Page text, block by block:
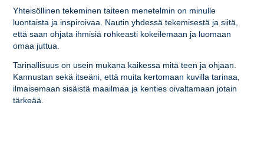
Yhteisöllinen tekeminen taiteen menetelmin on minulle
luontaista ja inspiroivaa. Nautin yhdessä tekemisestä ja siitä,
että saan ohjata ihmisiä rohkeasti kokeilemaan ja luomaan
omaa juttua.
Tarinallisuus on usein mukana kaikessa mitä teen ja ohjaan.
Kannustan sekä itseäni, että muita kertomaan kuvilla tarinaa,
ilmaisemaan sisäistä maailmaa ja kenties oivaltamaan jotain
tärkeää.